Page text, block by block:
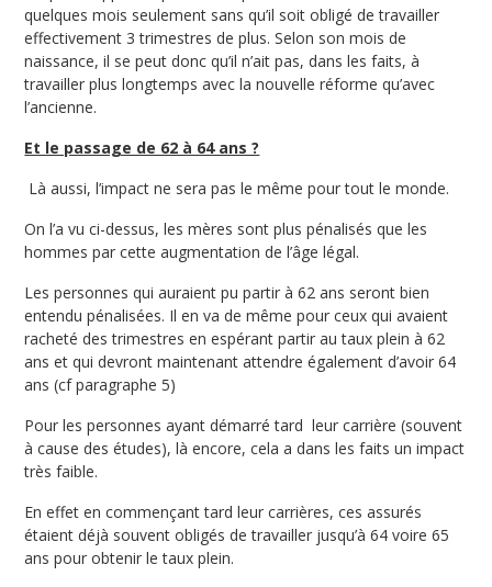
quelques mois seulement sans qu’il soit obligé de travailler
effectivement 3 trimestres de plus. Selon son mois de
naissance, il se peut donc qu’il n’ait pas, dans les faits, à
travailler plus longtemps avec la nouvelle réforme qu’avec
l’ancienne.
Et le passage de 62 à 64 ans ?
Là aussi, l’impact ne sera pas le même pour tout le monde.
On l’a vu ci-dessus, les mères sont plus pénalisés que les
hommes par cette augmentation de l’âge légal.
Les personnes qui auraient pu partir à 62 ans seront bien
entendu pénalisées. Il en va de même pour ceux qui avaient
racheté des trimestres en espérant partir au taux plein à 62
ans et qui devront maintenant attendre également d’avoir 64
ans (cf paragraphe 5)
Pour les personnes ayant démarré tard leur carrière (souvent
à cause des études), là encore, cela a dans les faits un impact
très faible.
En effet en commençant tard leur carrières, ces assurés
étaient déjà souvent obligés de travailler jusqu’à 64 voire 65
ans pour obtenir le taux plein.